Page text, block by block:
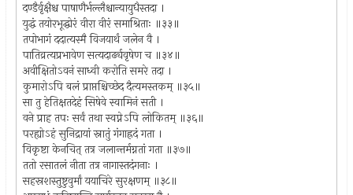
दण्डैर्वृक्षैश्च पाषाणैर्भल्लैश्चान्यायुधैस्तदा ।
युद्धं तयोरभूद्घोरं वीरा वीरं समाश्रिताः ॥३३॥
तपोभागं ददात्यस्मै विजयार्थं जलेन वै ।
पातिव्रत्यप्रभावेण सत्यदार्ढ्यवृषेण च ॥३४॥
अवीक्षितोऽवनं साध्वी करोति समरे तदा ।
कुमारोऽपि बलं प्राप्तश्चिच्छेद दैत्यमस्तकम् ॥३५॥
सा तु हेतिक्षतदेहं सिषेवे स्वामिनं सती ।
वने प्राह तपः सर्वं तथा स्वप्नेऽपि लोकितम् ॥३६॥
परह्योऽहं सुनिद्रायां स्नातुं गंगाह्रदं गता ।
विकृष्टा केनचित् तत्र जलान्तर्मग्नतां गता ॥३७॥
ततो रसातलं नीता तत्र नागास्तदंगनाः ।
सहस्रशस्तुष्टुवुर्मां ययाचिरे सुरक्षणम् ॥३८॥